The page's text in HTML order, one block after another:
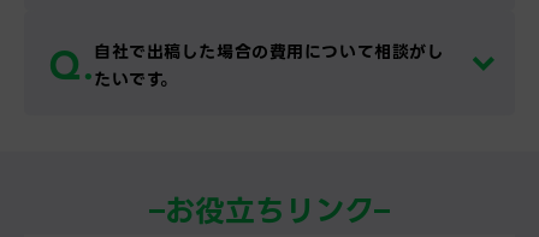
Q.自社で出稿した場合の費用について相談がし
たいです。
お役立ちリンク